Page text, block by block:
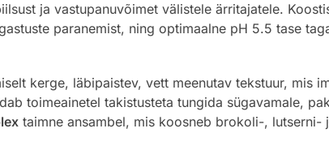
ja vastupanuvõimet välistele ärritajatele.
paranemist, ning optimaalne pH 5.5 tase
kerge, läbipaistev, vett meenutav tekstuur, mis
toimeainetel takistusteta tungida sügavamale,
taimne ansambel, mis koosneb brokoli-, lutserni-